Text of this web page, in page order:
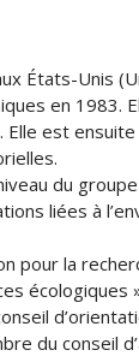
États-Unis
en 1983.
est
du
liées à
pour la
écologiques
du conseil